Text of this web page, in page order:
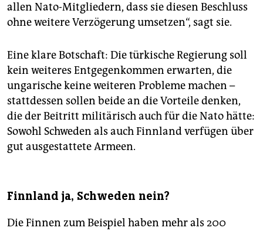
allen Nato-Mitgliedern, dass sie diesen Beschluss
ohne weitere Verzögerung umsetzen“, sagt sie.
Eine klare Botschaft: Die türkische Regierung soll
kein weiteres Entgegenkommen erwarten, die
ungarische keine weiteren Probleme machen –
stattdessen sollen beide an die Vorteile denken,
die der Beitritt militärisch auch für die Nato hätte:
Sowohl Schweden als auch Finnland verfügen über
gut ausgestattete Armeen.
Finnland ja, Schweden nein?
Die Finnen zum Beispiel haben mehr als 200